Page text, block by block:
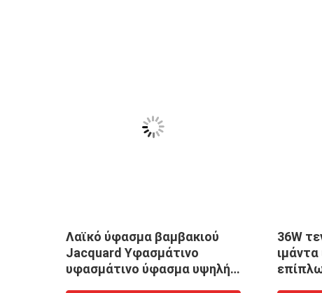
Ελαφρύ
κλωστοϋφαντουργικό
ύφασμα για μωρά και παιδιά